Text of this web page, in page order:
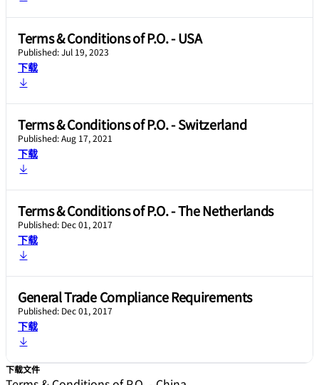
Terms & Conditions of P.O. - USA
Published: Jul 19, 2023
下载
Terms & Conditions of P.O. - Switzerland
Published: Aug 17, 2021
下载
Terms & Conditions of P.O. - The Netherlands
Published: Dec 01, 2017
下载
General Trade Compliance Requirements
Published: Dec 01, 2017
下载
下载文件